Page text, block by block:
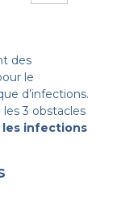
des
le
d’infections.
3 obstacles
les infections